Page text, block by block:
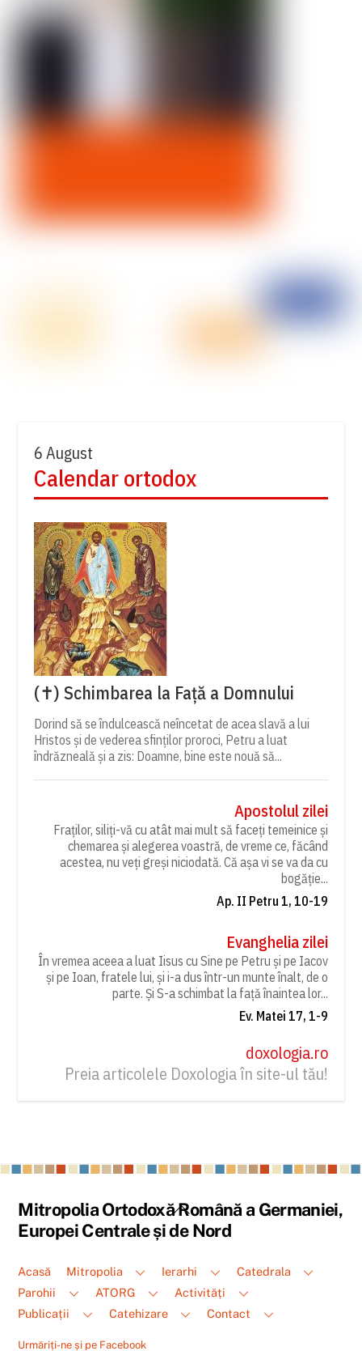
6 August
Calendar ortodox
(✝) Schimbarea la Față a Domnului
Dorind să se îndulcească neîncetat de acea slavă a lui
Hristos și de vederea sfinților proroci, Petru a luat
îndrăzneală și a zis: Doamne, bine este nouă să...
Apostolul zilei
Fraților, siliți-vă cu atât mai mult să faceți temeinice și
chemarea și alegerea voastră, de vreme ce, făcând
acestea, nu veți greși niciodată. Că așa vi se va da cu
bogăție...
Ap. II Petru 1, 10-19
Evanghelia zilei
În vremea aceea a luat Iisus cu Sine pe Petru și pe Iacov
și pe Ioan, fratele lui, și i-a dus într-un munte înalt, de o
parte. Și S-a schimbat la față înaintea lor...
Ev. Matei 17, 1-9
doxologia.ro
Preia articolele Doxologia în site-ul tău!
Back
To
Mitropolia Ortodoxă Română a Germaniei,
Europei Centrale și de Nord
Acasă Mitropolia Ierarhi
Catedrala
Parohii
ATORG
Activități
Publicații
Catehizare Contact
Urmăriți-ne și pe Facebook